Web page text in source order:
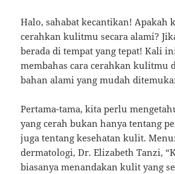
Halo, sahabat kecantikan! Apakah
cerahkan kulitmu secara alami?
berada di tempat yang tepat! Kali
membahas cara cerahkan kulitmu
bahan alami yang mudah
Pertama-tama, kita perlu
yang cerah bukan hanya tentang
juga tentang kesehatan kulit.
dermatologi, Dr. Elizabeth Tanzi,
biasanya menandakan kulit yang